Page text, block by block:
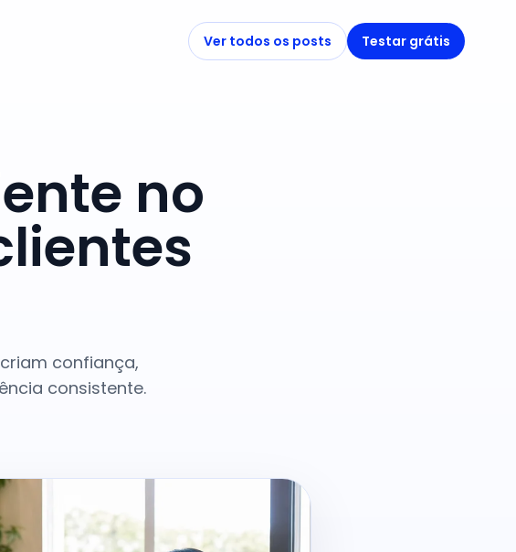
Ver todos os posts Testar grátis
no
confiança,
consistente.